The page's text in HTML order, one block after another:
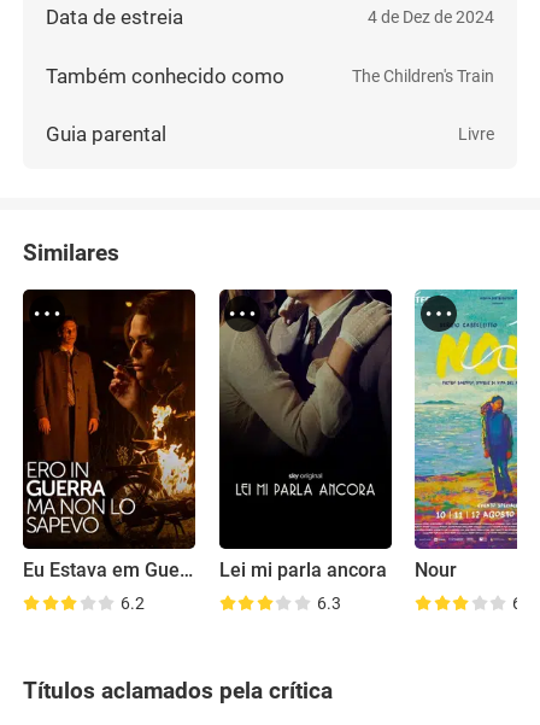
Data de estreia 4 de Dez de 2024
Também conhecido como The Children's Train
Guia parental Livre
Similares
Eu Estava em Guerra, Mas Não Sabia
6.2
Lei mi parla ancora
6.3
Nour
6.5
Títulos aclamados pela crítica